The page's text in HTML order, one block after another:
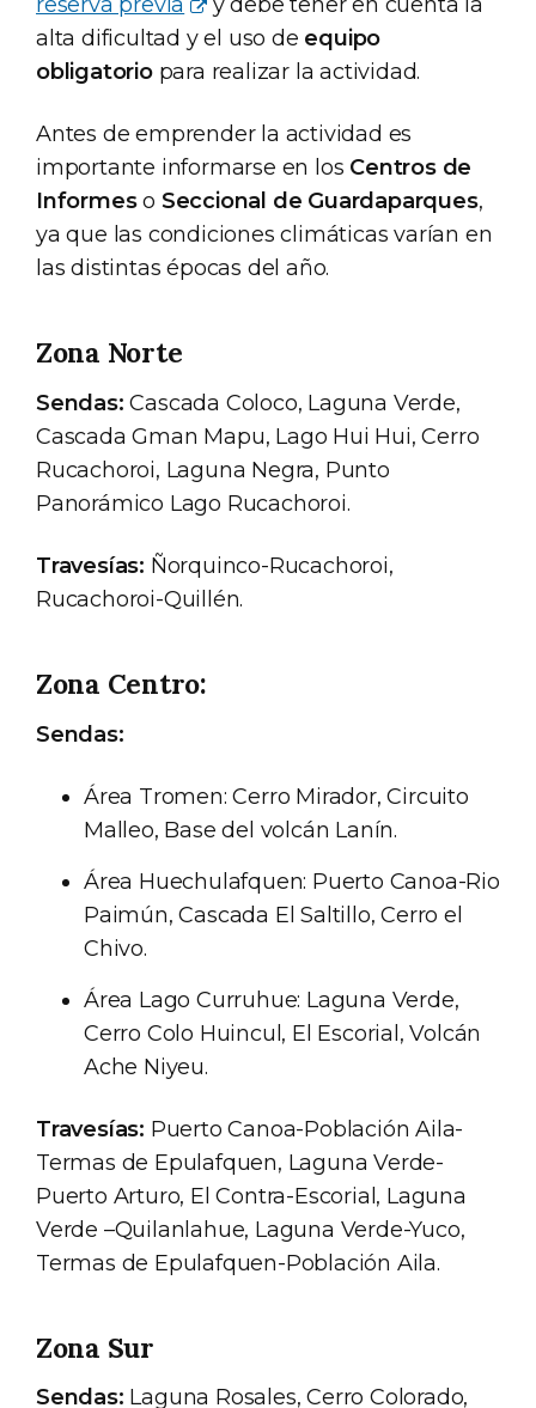
alta dificultad y el uso de equipo
obligatoriopara realizar la actividad.
Antes de emprender la actividad es
importante informarse en los Centros de
Informeso Seccional de Guardaparques,
ya que las condiciones climáticas varían en
las distintas épocas del año.
Zona Norte
Sendas: Cascada Coloco, Laguna Verde,
Cascada Gman Mapu, Lago Hui Hui, Cerro
Rucachoroi, Laguna Negra, Punto
Panorámico Lago Rucachoroi.
Travesías: Ñorquinco-Rucachoroi,
Rucachoroi-Quillén.
Zona Centro:
Sendas:
Área Tromen: Cerro Mirador, Circuito
Malleo, Base del volcán Lanín.
Área Huechulafquen: Puerto Canoa-Rio
Paimún, Cascada El Saltillo, Cerro el
Chivo.
Área Lago Curruhue: Laguna Verde,
Cerro Colo Huincul, El Escorial, Volcán
Ache Niyeu.
Travesías: Puerto Canoa-Población Aila-
Termas de Epulafquen, Laguna Verde-
Puerto Arturo, El Contra-Escorial, Laguna
Verde –Quilanlahue, Laguna Verde-Yuco,
Termas de Epulafquen-Población Aila.
Zona Sur
Sendas: Laguna Rosales, Cerro Colorado,